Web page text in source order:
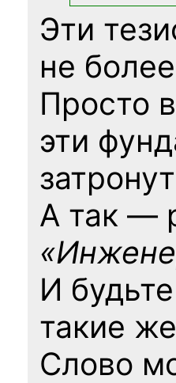
Эти
не
Просто
эти
А так —
И
такие
Слово